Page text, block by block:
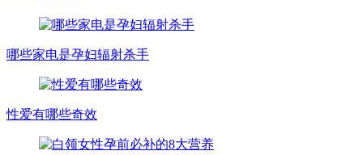
哪些家电是孕妇辐射杀手
性爱有哪些奇效